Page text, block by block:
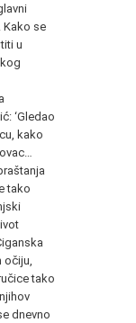
Kako se
u
‘Gledao
kako
tako
tako
dnevno